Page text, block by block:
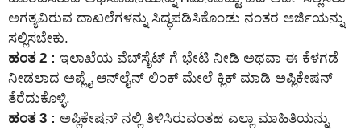
ಅಗತ್ಯವಿರುವ ದಾಖಲೆಗಳನ್ನು ಸಿದ್ಧಪಡಿಸಿಕೊಂಡು ನಂತರ ಅರ್ಜಿಯನ್ನು
ಸಲ್ಲಿಸಬೇಕು.
ಹಂತ 2 : ಇಲಾಖೆಯ ವೆಬ್‌ಸೈಟ್ ಗೆ ಭೇಟಿ ನೀಡಿ ಅಥವಾ ಈ ಕೆಳಗಡೆ
ನೀಡಲಾದ ಅಪ್ಲೈ ಆನ್‌ಲೈನ್‌ ಲಿಂಕ್ ಮೇಲೆ ಕ್ಲಿಕ್ ಮಾಡಿ ಅಪ್ಲಿಕೇಷನ್
ತೆರೆದುಕೊಳ್ಳಿ.
ಹಂತ 3 : ಅಪ್ಲಿಕೇಷನ್ ನಲ್ಲಿ ತಿಳಿಸಿರುವಂತಹ ಎಲ್ಲಾ ಮಾಹಿತಿಯನ್ನು